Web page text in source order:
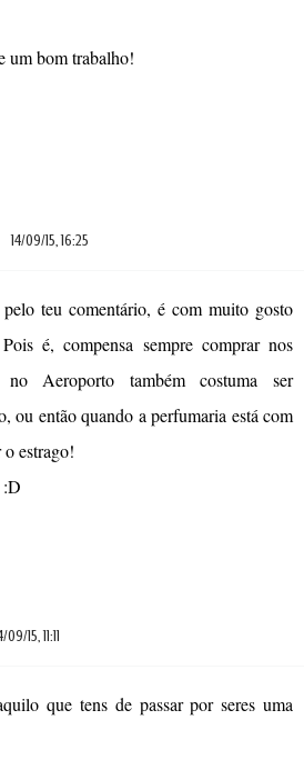
um bom trabalho!
14/09/15, 16:25
teu comentário, é com muito gosto
é, compensa sempre comprar nos
Aeroporto também costuma ser
ou então quando a perfumaria está com
estrago!
:D
09/15, 11:11
que tens de passar por seres uma